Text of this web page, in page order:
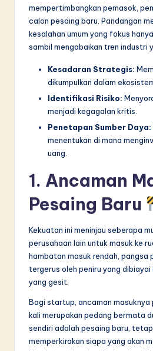
mempertimbangkan pemasok,
calon pesaing baru. Pandangan
kesalahan umum yang fokus
sambil mengabaikan tren industri
Kesadaran Strategis:
dikumpulkan dalam
Identifikasi Risiko:
menjadi kegagalan kritis.
Penetapan Sumber Daya:
menentukan di mana
uang.
1. Ancaman
Pesaing Baru
Kekuatan ini meninjau seberapa
perusahaan lain untuk masuk ke
hambatan masuk rendah, pangsa
tergerus oleh peniru yang
yang gesit.
Bagi startup, ancaman masuknya
kali merupakan pedang bermata
sendiri adalah pesaing baru,
memperkirakan siapa yang akan